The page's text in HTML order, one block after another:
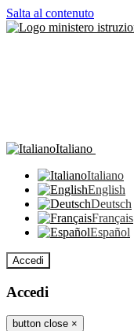
Salta al contenuto
Italiano
Italiano
English
Deutsch
Français
Español
Accedi
Accedi
button close ×